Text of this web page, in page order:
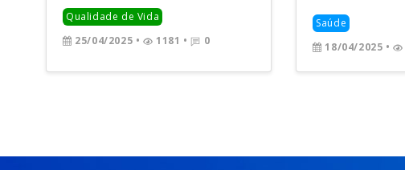
Qualidade de Vida
25/04/2025 • 1181 • 0
Saúde
18/04/2025 •